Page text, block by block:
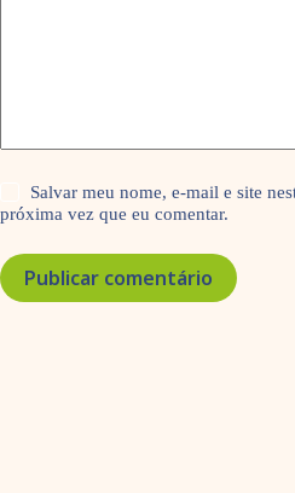
Salvar meu nome, e-mail e site
próxima vez que eu comentar.
Publicar comentário